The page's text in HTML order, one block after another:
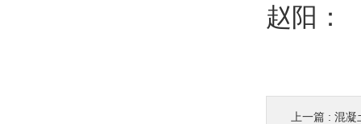
赵阳：
上一篇 : 混凝